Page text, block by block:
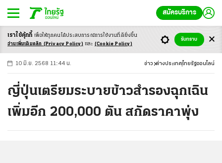
สมัครบริการ
-ก ก ก+
10 มิ.ย. 2568 11:44 น. ข่าว ต่างประเทศ ไทยรัฐออนไลน์
ญี่ปุ่นเตรียมระบายข้าวสำรองฉุกเฉิน
เพิ่มอีก 200,000 ตัน สกัดราคาพุ่ง
เราใช้คุ้กกี้ เพื่อให้ทุกคนได้ประสบการณ์การใช้งานที่ดียิ่งขึ้น
อ่านเพิ่มเติมคลิก (Privacy Policy) และ (Cookie Policy)
รับทราบ